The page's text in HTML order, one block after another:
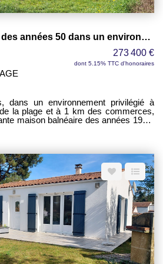
idéale en résidence principale comme
Authentique maison des années 50 dans un environnement d'exception
273 400 €
dont 5.15% TTC d'honoraires
dans un environnement privilégié à
la plage et à 1 km des commerces,
maison balnéaire des années 1950,
maison principale se compose d'une
faire office de bureau, idéale pour le
lecture. La salle à manger de 10 m²
pour partager les repas en famille ou
m² profite pleinement de la luminosité
le panorama sur les marais tout au
de vie chaleureux constitue sans
majeurs de la propriété. La partie
d'environ 10 m² chacune, une
WC, offrant un confort appréciable au
par pompe à chaleur assure une
maîtrisée et un confort optimal en